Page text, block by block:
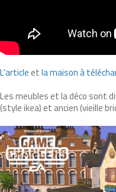
L'articleetla maison à
Les meubles et la déco sont
(style ikea) et ancien (vieille